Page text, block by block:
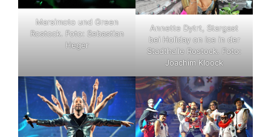
Marsimoto und Green
Rostock. Foto: Sebastian
Heger
Annette Dytrt, Stargast
bei Holiday on Ice in der
Stadthalle Rostock. Foto:
Joachim Kloock